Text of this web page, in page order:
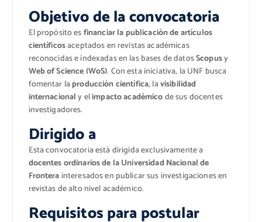
Objetivo de la convocatoria
El propósito esfinanciar la publicación de artículos
científicosaceptados en revistas académicas
reconocidas e indexadas en las bases de datosScopusy
Web of Science (WoS). Con esta iniciativa, la UNF busca
fomentar laproducción científica, lavisibilidad
internacionaly elimpacto académicode sus docentes
investigadores.
Dirigido a
Esta convocatoria está dirigida exclusivamente a
docentes ordinarios de la Universidad Nacional de
Fronterainteresados en publicar sus investigaciones en
revistas de alto nivel académico.
Requisitos para postular